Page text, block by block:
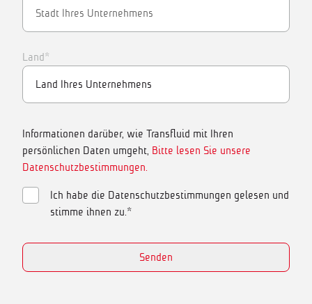
Land*
Informationen darüber, wie Transfluid mit Ihren
persönlichen Daten umgeht, Bitte lesen Sie unsere
Datenschutzbestimmungen.
Ich habe die Datenschutzbestimmungen gelesen und
stimme ihnen zu.*
Senden